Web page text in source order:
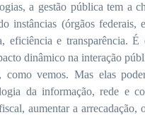
a gestão pública tem a
instâncias (órgãos
eficiência e transparência.
dinâmico na interação
vemos. Mas elas
da informação, rede e
aumentar a arrecadação,